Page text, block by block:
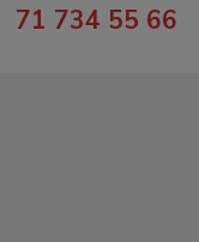
71 734 55 66